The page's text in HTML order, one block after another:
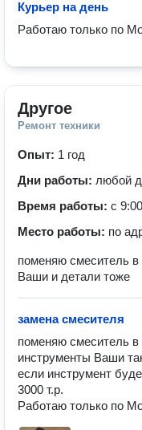
Курьер на день
Работаю только по
Другое
Ремонт техники
Опыт: 1 год
Дни работы: любой
Время работы: с
Место работы: по
поменяю смеситель в
Ваши и детали тоже
замена смесителя
поменяю смеситель в
инструменты Ваши
если инструмент
3000 т.р.
Работаю только по